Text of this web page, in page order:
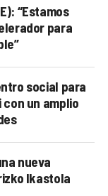
“Estamos
para
social para
con un amplio
nueva
Ikastola